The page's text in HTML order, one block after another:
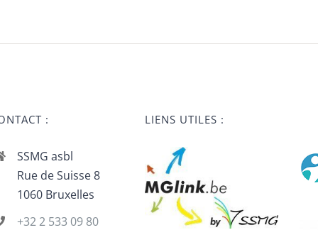
:
SSMG asbl
Rue de Suisse 8
1060 Bruxelles
+32 2 533 09 80
LIENS UTILES :